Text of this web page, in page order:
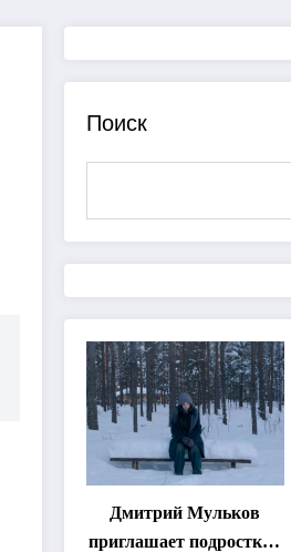
Поиск
Дмитрий Мульков
приглашает подростков